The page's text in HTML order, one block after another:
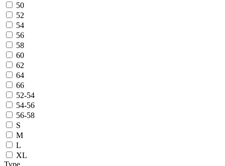
50
52
54
56
58
60
62
64
66
52-54
54-56
56-58
S
M
L
XL
Type